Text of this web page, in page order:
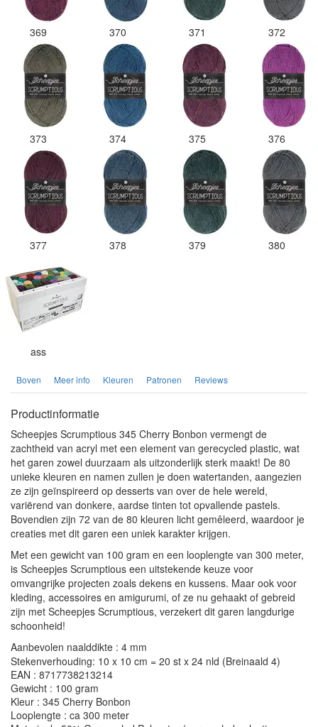
369 370 371 372
373 374 375 376
377 378 379 380
ass
Boven Meer info Kleuren Patronen Reviews
Productinformatie
Scheepjes Scrumptious 345 Cherry Bonbon vermengt de
zachtheid van acryl met een element van gerecycled plastic, wat
het garen zowel duurzaam als uitzonderlijk sterk maakt! De 80
unieke kleuren en namen zullen je doen watertanden, aangezien
ze zijn geïnspireerd op desserts van over de hele wereld,
variërend van donkere, aardse tinten tot opvallende pastels.
Bovendien zijn 72 van de 80 kleuren licht gemêleerd, waardoor je
creaties met dit garen een uniek karakter krijgen.
Met een gewicht van 100 gram en een looplengte van 300 meter,
is Scheepjes Scrumptious een uitstekende keuze voor
omvangrijke projecten zoals dekens en kussens. Maar ook voor
kleding, accessoires en amigurumi, of ze nu gehaakt of gebreid
zijn met Scheepjes Scrumptious, verzekert dit garen langdurige
schoonheid!
Aanbevolen naalddikte : 4 mm
Stekenverhouding: 10 x 10 cm = 20 st x 24 nld (Breinaald 4)
EAN : 8717738213214
Gewicht : 100 gram
Kleur : 345 Cherry Bonbon
Looplengte : ca 300 meter